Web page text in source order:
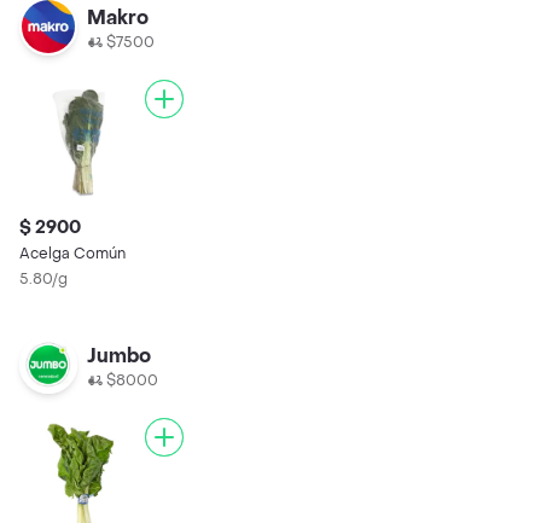
Makro
$7500
$ 2900
Acelga Común
5.80/g
Jumbo
$8000